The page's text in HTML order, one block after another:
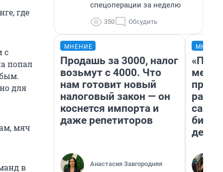
где
с
попал
для
мяч
в
спецоперации за неделю
350 Обсудить
МНЕНИЕ
Продашь за 3000, налог
возьмут с 4000. Что
нам готовит новый
налоговый закон — он
коснется импорта и
даже репетиторов
Анастасия Завгородняя